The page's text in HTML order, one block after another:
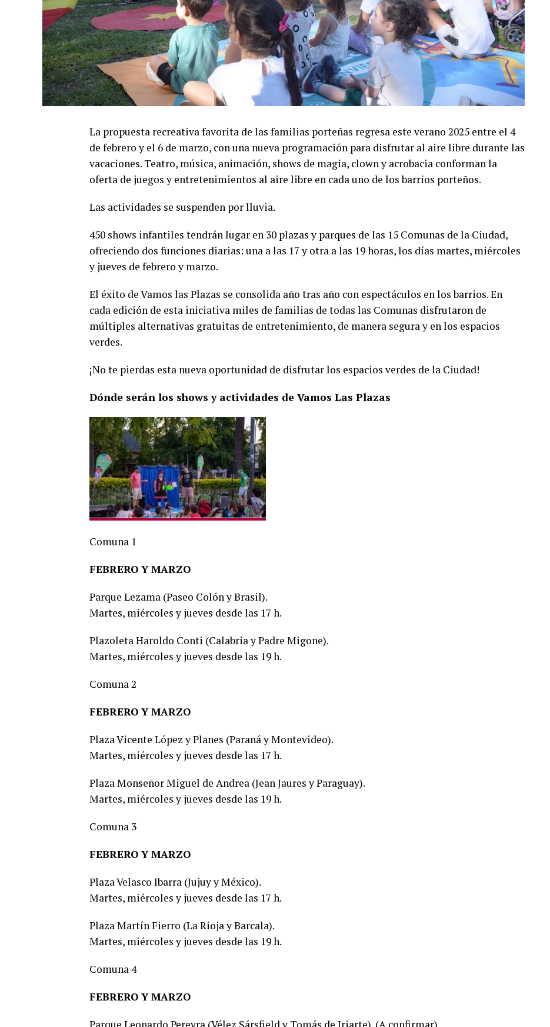
La propuesta recreativa favorita de las familias porteñas regresa este verano 2025 entre el 4
de febrero y el 6 de marzo, con una nueva programación para disfrutar al aire libre durante las
vacaciones. Teatro, música, animación, shows de magia, clown y acrobacia conforman la
oferta de juegos y entretenimientos al aire libre en cada uno de los barrios porteños.
Las actividades se suspenden por lluvia.
450 shows infantiles tendrán lugar en 30 plazas y parques de las 15 Comunas de la Ciudad,
ofreciendo dos funciones diarias: una a las 17 y otra a las 19 horas, los días martes, miércoles
y jueves de febrero y marzo.
El éxito de Vamos las Plazas se consolida año tras año con espectáculos en los barrios. En
cada edición de esta iniciativa miles de familias de todas las Comunas disfrutaron de
múltiples alternativas gratuitas de entretenimiento, de manera segura y en los espacios
verdes.
¡No te pierdas esta nueva oportunidad de disfrutar los espacios verdes de la Ciudad!
Dónde serán los shows y actividades de Vamos Las Plazas
Comuna 1
FEBRERO Y MARZO
Parque Lezama (Paseo Colón y Brasil).
Martes, miércoles y jueves desde las 17 h.
Plazoleta Haroldo Conti (Calabria y Padre Migone).
Martes, miércoles y jueves desde las 19 h.
Comuna 2
FEBRERO Y MARZO
Plaza Vicente López y Planes (Paraná y Montevideo).
Martes, miércoles y jueves desde las 17 h.
Plaza Monseñor Miguel de Andrea (Jean Jaures y Paraguay).
Martes, miércoles y jueves desde las 19 h.
Comuna 3
FEBRERO Y MARZO
Plaza Velasco Ibarra (Jujuy y México).
Martes, miércoles y jueves desde las 17 h.
Plaza Martín Fierro (La Rioja y Barcala).
Martes, miércoles y jueves desde las 19 h.
Comuna 4
FEBRERO Y MARZO
Parque Leonardo Pereyra (Vélez Sársfield y Tomás de Iriarte). (A confirmar).